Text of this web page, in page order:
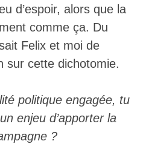
d’espoir, alors que la
comme ça. Du
Felix et moi de
sur cette dichotomie.
politique engagée, tu
enjeu d’apporter la
?